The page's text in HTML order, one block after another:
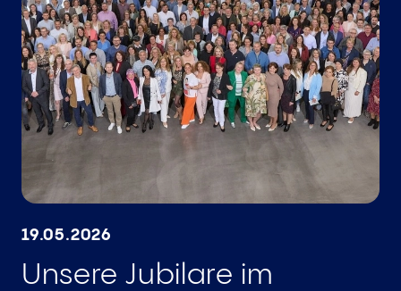
News &Insights
Karriere
19.05.2026
​​​​​​​Unsere Jubilare im